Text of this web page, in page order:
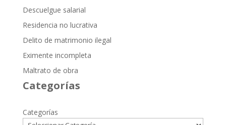
Descuelgue salarial
Residencia no lucrativa
Delito de matrimonio ilegal
Eximente incompleta
Maltrato de obra
Categorías
Categorías